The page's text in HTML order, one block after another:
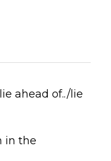
ahead of..​/lie
in the